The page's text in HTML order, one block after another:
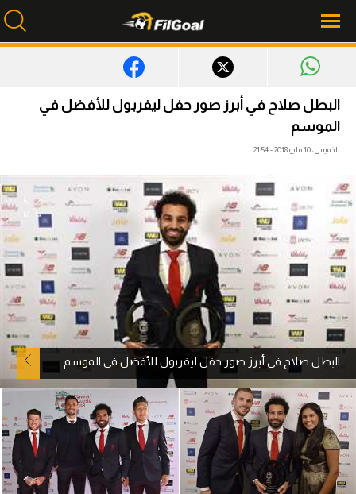
محتوى إخباري
الرئيسية
أخبار
مباريات
ميركاتو
فانتازي في الجول
مسابقة التوقعات
فيديوهات
عدسات
آراء حرة
ركن الألعاب
بطولات
أمريكا 2026
البطل صلاح في أبرز صور حفل ليفربول للأفضل في
الموسم
الخميس، 10 مايو 2018 - 21:54
البطل صلاح في أبرز صور حفل ليفربول للأفضل في الموسم